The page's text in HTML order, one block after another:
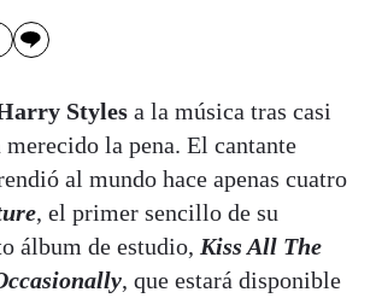
Styles a la música tras casi
merecido la pena. El cantante
al mundo hace apenas cuatro
, el primer sencillo de su
álbum de estudio, Kiss All The
, que estará disponible